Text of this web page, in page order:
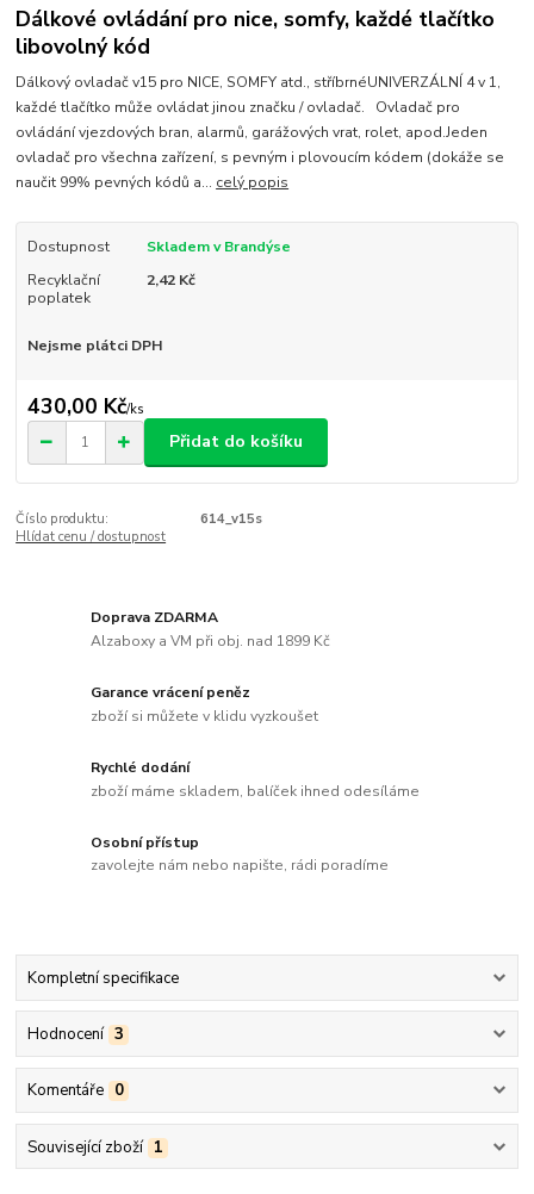
Dálkové ovládání pro nice, somfy, každé tlačítko
libovolný kód
Dálkový ovladač v15 pro NICE, SOMFY atd., stříbrnéUNIVERZÁLNÍ 4 v 1,
každé tlačítko může ovládat jinou značku / ovladač. Ovladač pro
ovládání vjezdových bran, alarmů, garážových vrat, rolet, apod.Jeden
ovladač pro všechna zařízení, s pevným i plovoucím kódem (dokáže se
naučit 99% pevných kódů a... celý popis
Dostupnost
Skladem v Brandýse
Recyklační
poplatek
2,42 Kč
Nejsme plátci DPH
430,00 Kč/ks
Přidat do košíku
Číslo produktu:
614_v15s
Hlídat cenu / dostupnost
Doprava ZDARMA
Alzaboxy a VM při obj. nad 1899 Kč
Garance vrácení peněz
zboží si můžete v klidu vyzkoušet
Rychlé dodání
zboží máme skladem, balíček ihned odesíláme
Osobní přístup
zavolejte nám nebo napište, rádi poradíme
Kompletní specifikace
Hodnocení 3
Komentáře 0
Související zboží 1